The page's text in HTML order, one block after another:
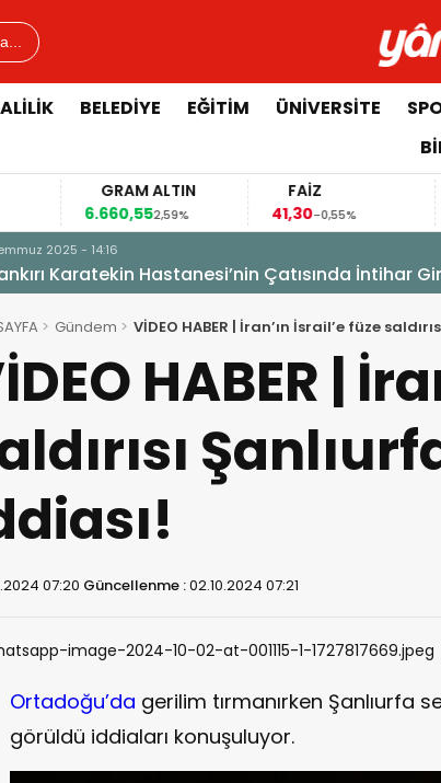
BELEDIYE EĞITIM ÜNIVERSITE
GRAM ALTIN
6.660,552,59%
FAİZ
41,30-0,55%
2025 - 14:16
Karatekin Hastanesi’nin Çatısında İntihar
Gündem VİDEO HABER | İran’ın İsrail’e füze
HABER |
07:20 Güncellenme :02.10.2024 07:21
Ortadoğu’da gerilim tırmanırken Şanlıurfa
görüldü iddiaları konuşuluyor.